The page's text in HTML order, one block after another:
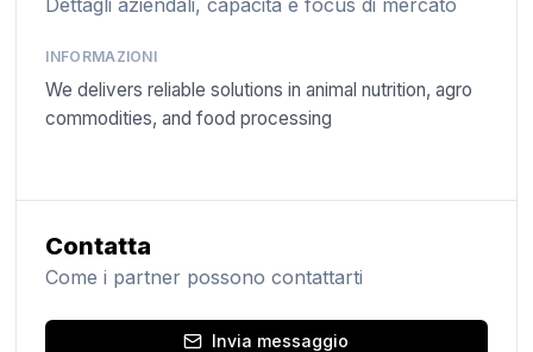
Dettagli aziendali, capacità e focus di mercato
INFORMAZIONI
We delivers reliable solutions in animal nutrition, agro
commodities, and food processing
Contatta
Come i partner possono contattarti
Invia messaggio